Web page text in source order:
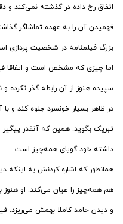
اتفاق رخ داده در گذشته نمی‌کند و
فهمیدن آن را به عهده تماشاگر
بزرگ فیلمنامه در شخصیت پردازی
اما چیزی که مشخص است و اتفاقا
سپیده هنوز از آن رابطه گذر
در ظاهر بسیار خونسرد جلوه کند و
تبریک بگوید. همین که آنقدر پیگیر
داشته خود گویای همه‌چیز است.
همانطور که اشاره کردنش به اینکه
هم همه‌چیز را عیان می‌کند. او
و دیدن حامد کاملا بهمش می‌ریزد.